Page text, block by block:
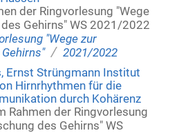
der Ringvorlesung "Wege
Gehirns" WS 2021/2022
"Wege zur
/ 2021/2022
Ernst Strüngmann Institut
Hirnrhythmen für die
durch Kohärenz
Rahmen der Ringvorlesung
des Gehirns" WS